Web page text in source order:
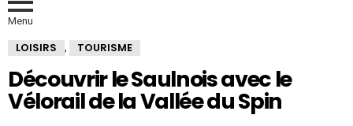
Menu
LOISIRS , TOURISME
Découvrir le Saulnois avec le
Vélorail de la Vallée du Spin